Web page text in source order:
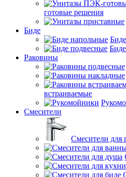
готовые решения
Биде
Раковины
встраиваемые
Смесители
Смесители для